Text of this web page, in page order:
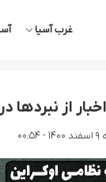
غرب آسیا
از نبردها در شمال،